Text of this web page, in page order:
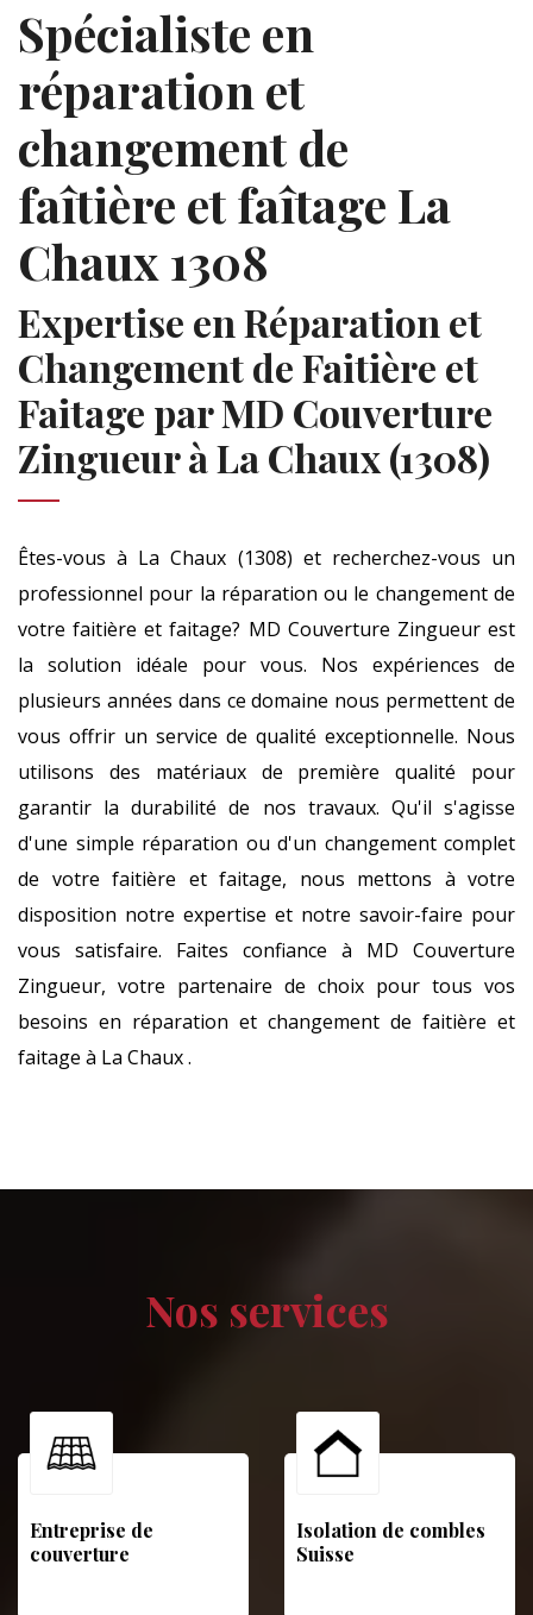
Spécialiste en
réparation et
changement de
faîtière et faîtage La
Chaux 1308
Expertise en Réparation et
Changement de Faitière et
Faitage par MD Couverture
Zingueur à La Chaux (1308)
Êtes-vous à La Chaux (1308) et recherchez-vous un
professionnel pour la réparation ou le changement de
votre faitière et faitage? MD Couverture Zingueur est
la solution idéale pour vous. Nos expériences de
plusieurs années dans ce domaine nous permettent de
vous offrir un service de qualité exceptionnelle. Nous
utilisons des matériaux de première qualité pour
garantir la durabilité de nos travaux. Qu'il s'agisse
d'une simple réparation ou d'un changement complet
de votre faitière et faitage, nous mettons à votre
disposition notre expertise et notre savoir-faire pour
vous satisfaire. Faites confiance à MD Couverture
Zingueur, votre partenaire de choix pour tous vos
besoins en réparation et changement de faitière et
faitage à La Chaux .
Nos services
Entreprise de
couverture
Isolation de combles
Suisse